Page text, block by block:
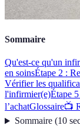
Sommaire
Qu'est-ce qu'un
en soinsÉtape 2 :
Vérifier les
l'infirmier(e)Étape
l’achatGlossaire📺
Sommaire(10